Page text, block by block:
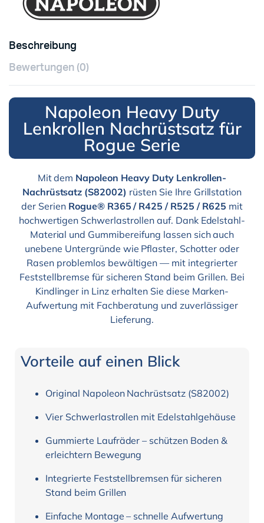
Beschreibung
Bewertungen (0)
Napoleon Heavy Duty
Lenkrollen Nachrüstsatz für
Rogue Serie
Mit dem Napoleon Heavy Duty Lenkrollen-
Nachrüstsatz (S82002) rüsten Sie Ihre Grillstation
der Serien Rogue® R365 / R425 / R525 / R625 mit
hochwertigen Schwerlastrollen auf. Dank Edelstahl-
Material und Gummibereifung lassen sich auch
unebene Untergründe wie Pflaster, Schotter oder
Rasen problemlos bewältigen — mit integrierter
Feststellbremse für sicheren Stand beim Grillen. Bei
Kindlinger in Linz erhalten Sie diese Marken-
Aufwertung mit Fachberatung und zuverlässiger
Lieferung.
Vorteile auf einen Blick
Original Napoleon Nachrüstsatz (S82002)
Vier Schwerlastrollen mit Edelstahlgehäuse
Gummierte Laufräder – schützen Boden &
erleichtern Bewegung
Integrierte Feststellbremsen für sicheren
Stand beim Grillen
Einfache Montage – schnelle Aufwertung